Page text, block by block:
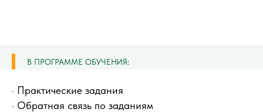
В ПРОГРАММЕ ОБУЧЕНИЯ:
· Практические задания
· Обратная связь по заданиям